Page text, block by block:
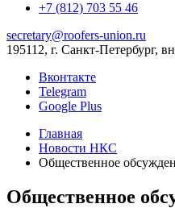
+7 (812) 703 55 46
secretary@roofers-union.ru
195112, г. Санкт-Петербург,
Вконтакте
Telegram
Google Plus
Главная
Новости НКС
Общественное
Общественное